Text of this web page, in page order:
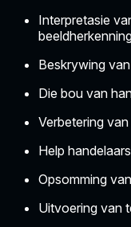
Interpretasie
Beskrywing
Die bou van
Verbetering
Help
Opsomming
Uitvoering van